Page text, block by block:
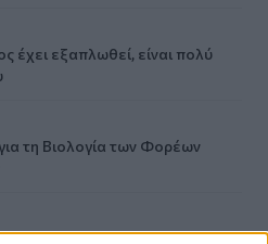
έχει εξαπλωθεί, είναι πολύ
τη Βιολογία των Φορέων
πετρελαίου στη Ρωσία μετά